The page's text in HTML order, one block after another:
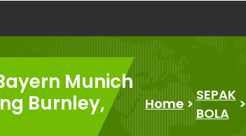
Munich
Burnley,
Home>
SEPAK
BOLA
>